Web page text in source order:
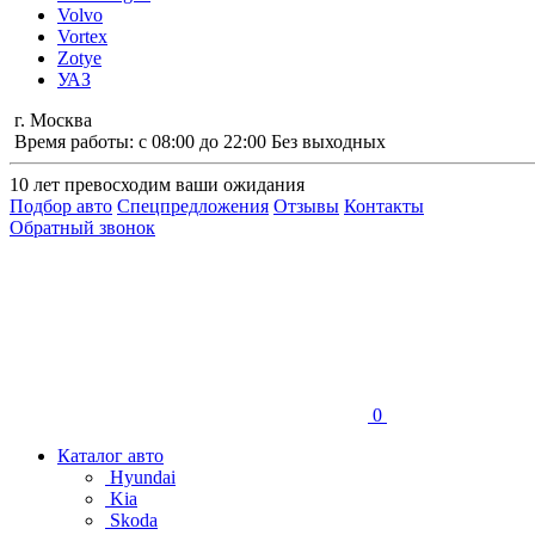
Volvo
Vortex
Zotye
УАЗ
г. Москва
Время работы: с 08:00 до 22:00 Без выходных
10 лет превосходим ваши ожидания
Подбор авто Спецпредложения Отзывы Контакты
Обратный звонок
0
Каталог авто
Hyundai
Kia
Skoda